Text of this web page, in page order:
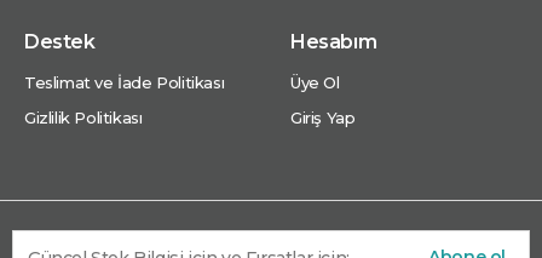
Destek
Teslimat ve İade Politikası
Gizlilik Politikası
Hesabım
Üye Ol
Giriş Yap